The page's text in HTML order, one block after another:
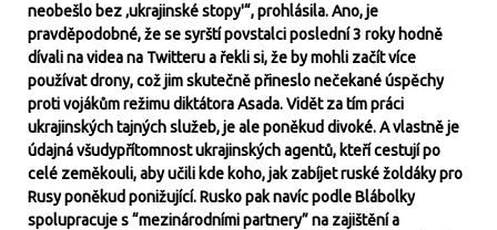
neobešlo bez ‚ukrajinské stopy'“, prohlásila. Ano, je
pravděpodobné, že se syrští povstalci poslední 3 roky hodně
dívali na videa na Twitteru a řekli si, že by mohli začít více
používat drony, což jim skutečně přineslo nečekané úspěchy
proti vojákům režimu diktátora Asada. Vidět za tím práci
ukrajinských tajných služeb, je ale poněkud divoké. A vlastně je
údajná všudypřítomnost ukrajinských agentů, kteří cestují po
celé zeměkouli, aby učili kde koho, jak zabíjet ruské žoldáky pro
Rusy poněkud ponižující. Rusko pak navíc podle Blábolky
spolupracuje s “mezinárodními partnery” na zajištění a